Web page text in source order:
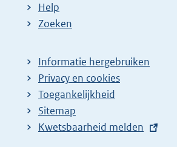
Help
Zoeken
Informatie hergebruiken
Privacy en cookies
Toegankelijkheid
Sitemap
E
Kwetsbaarheid melden